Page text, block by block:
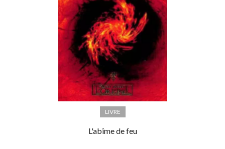
LIVRE
L'abîme de feu